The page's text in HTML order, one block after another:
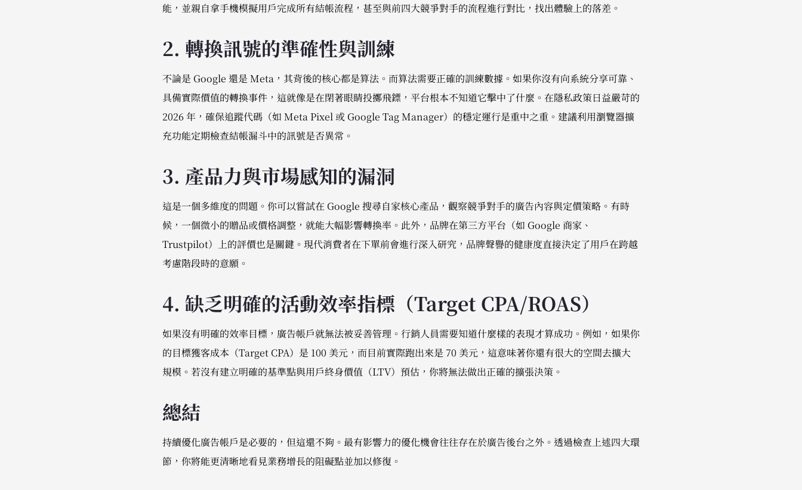
能，並親自拿手機模擬用戶完成所有結帳流程，甚至與前四大競爭對手的流程進行對比，找出體驗上的落差。
2. 轉換訊號的準確性與訓練
不論是 Google 還是 Meta，其背後的核心都是算法。而算法需要正確的訓練數據。如果你沒有向系統分享可靠、
具備實際價值的轉換事件，這就像是在閉著眼睛投擲飛鏢，平台根本不知道它擊中了什麼。在隱私政策日益嚴苛的
2026 年，確保追蹤代碼（如 Meta Pixel 或 Google Tag Manager）的穩定運行是重中之重。建議利用瀏覽器擴
充功能定期檢查結帳漏斗中的訊號是否異常。
3. 產品力與市場感知的漏洞
這是一個多維度的問題。你可以嘗試在 Google 搜尋自家核心產品，觀察競爭對手的廣告內容與定價策略。有時
候，一個微小的贈品或價格調整，就能大幅影響轉換率。此外，品牌在第三方平台（如 Google 商家、
Trustpilot）上的評價也是關鍵。現代消費者在下單前會進行深入研究，品牌聲譽的健康度直接決定了用戶在跨越
考慮階段時的意願。
4. 缺乏明確的活動效率指標（Target CPA/ROAS）
如果沒有明確的效率目標，廣告帳戶就無法被妥善管理。行銷人員需要知道什麼樣的表現才算成功。例如，如果你
的目標獲客成本（Target CPA）是 100 美元，而目前實際跑出來是 70 美元，這意味著你還有很大的空間去擴大
規模。若沒有建立明確的基準點與用戶終身價值（LTV）預估，你將無法做出正確的擴張決策。
總結
持續優化廣告帳戶是必要的，但這還不夠。最有影響力的優化機會往往存在於廣告後台之外。透過檢查上述四大環
節，你將能更清晰地看見業務增長的阻礙點並加以修復。